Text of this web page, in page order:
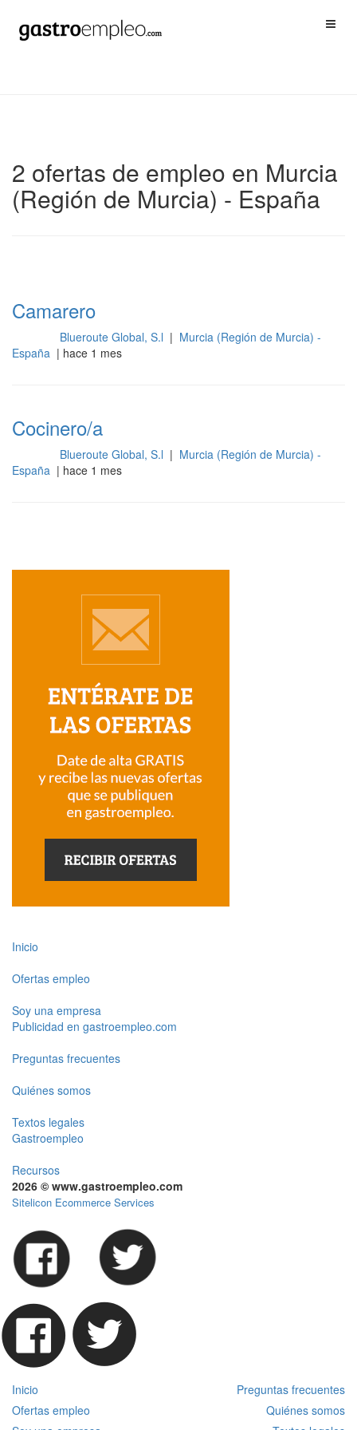
2 ofertas de empleo en Murcia
(Región de Murcia) - España
Camarero
Blueroute Global, S.l | Murcia (Región de Murcia) -
España | hace 1 mes
Cocinero/a
Blueroute Global, S.l | Murcia (Región de Murcia) -
España | hace 1 mes
Inicio
Ofertas empleo
Soy una empresa
Publicidad en gastroempleo.com
Preguntas frecuentes
Quiénes somos
Textos legales
Gastroempleo
Recursos
2026 © www.gastroempleo.com
Sitelicon Ecommerce Services
Inicio
Preguntas frecuentes
Ofertas empleo
Quiénes somos